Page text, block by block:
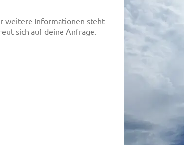
weitere Informationen steht
sich auf deine Anfrage.